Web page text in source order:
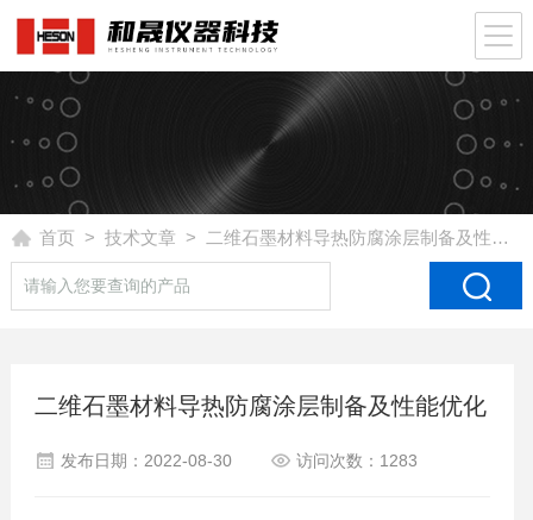
首页 > 技术文章 > 二维石墨材料导热防腐涂层制备及性能优化
二维石墨材料导热防腐涂层制备及性能优化
发布日期：2022-08-30 访问次数：1283